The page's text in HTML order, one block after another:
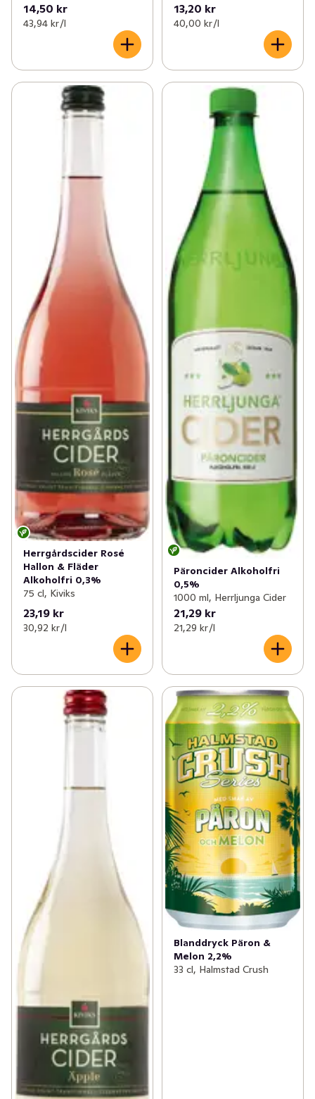
14,50 kr
43,94 kr /l
13,20 kr
40,00 kr /l
Herrgårdscider Rosé
Hallon & Fläder
Alkoholfri 0,3%
75 cl, Kiviks
23,19 kr
30,92 kr /l
Päroncider Alkoholfri
0,5%
1000 ml, Herrljunga Cider
21,29 kr
21,29 kr /l
Blanddryck Päron &
Melon 2,2%
33 cl, Halmstad Crush